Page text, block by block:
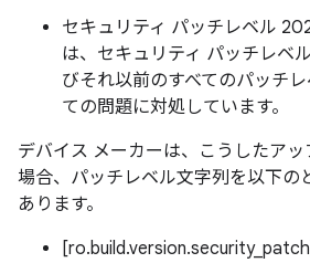
セキュリティ パッチレベル
は、セキュリティ パッチレベ
びそれ以前のすべてのパッチ
ての問題に対処しています。
デバイス メーカーは、こうしたア
場合、パッチレベル文字列を以下の
あります。